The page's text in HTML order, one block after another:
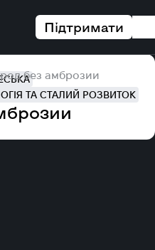
Підтримати
без амброзии
ТА СТАЛИЙ РОЗВИТОК